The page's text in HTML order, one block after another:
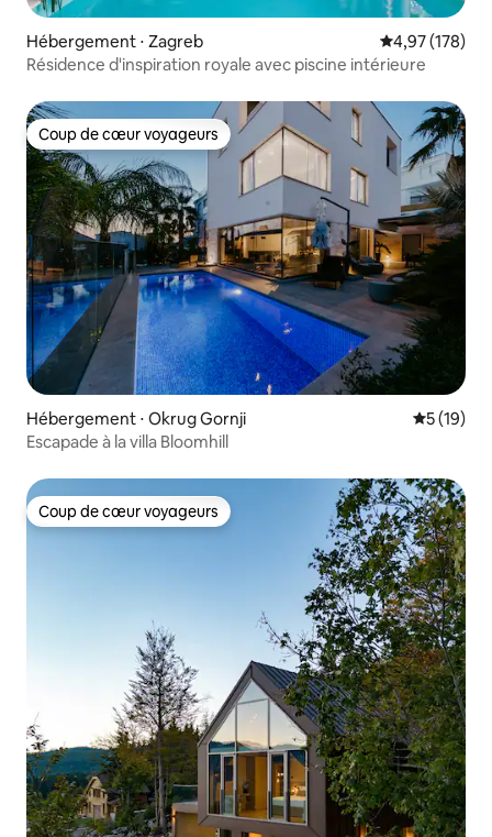
Hébergement ⋅ Zagreb Évaluation
4,97 (178)
Résidence d'inspiration royale avec piscine intérieure
Coup de cœur voyageurs
Coup de cœur voyageurs
Hébergement ⋅ Okrug Gornji
5 (19)
Escapade à la villa Bloomhill
Coup de cœur voyageurs
Coup de cœur voyageurs